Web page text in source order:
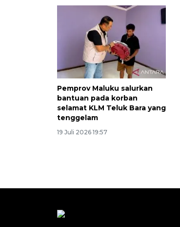
Pemprov Maluku salurkan
bantuan pada korban
selamat KLM Teluk Bara yang
tenggelam
19 Juli 2026 19:57